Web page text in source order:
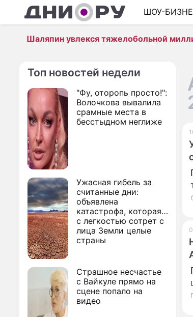
ШОУ-
Шаляпин увлекся тяжелобольной
Топ новостей недели
"Фу, оторопь просто!":
Волочкова вывалила
срамные места в
бесстыдном неглиже
Ужасная гибель за
считанные дни:
объявлена
катастрофа, которая
с легкостью сотрет с
лица Земли целые
страны
Страшное несчастье
с Вайкуле прямо на
сцене попало на
видео